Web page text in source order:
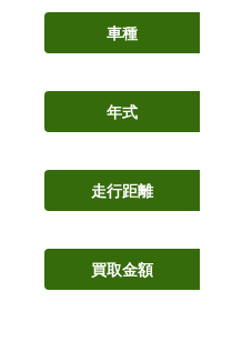
車種
年式
走行距離
買取金額